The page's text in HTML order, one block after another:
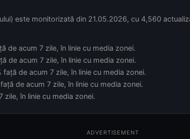
este monitorizată din 21.05.2026, cu 4,560
de acum 7 zile, în linie cu media zonei.
de acum 7 zile, în linie cu media zonei.
de acum 7 zile, în linie cu media zonei.
de acum 7 zile, în linie cu media zonei.
zile, în linie cu media zonei.
ADVERTISEMENT